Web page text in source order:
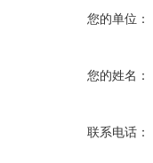
您的单位：
您的姓名：
联系电话：